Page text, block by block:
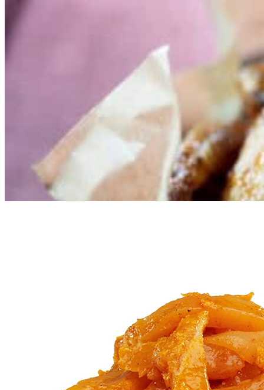
PRODUKTER I SAMME KATEGORI